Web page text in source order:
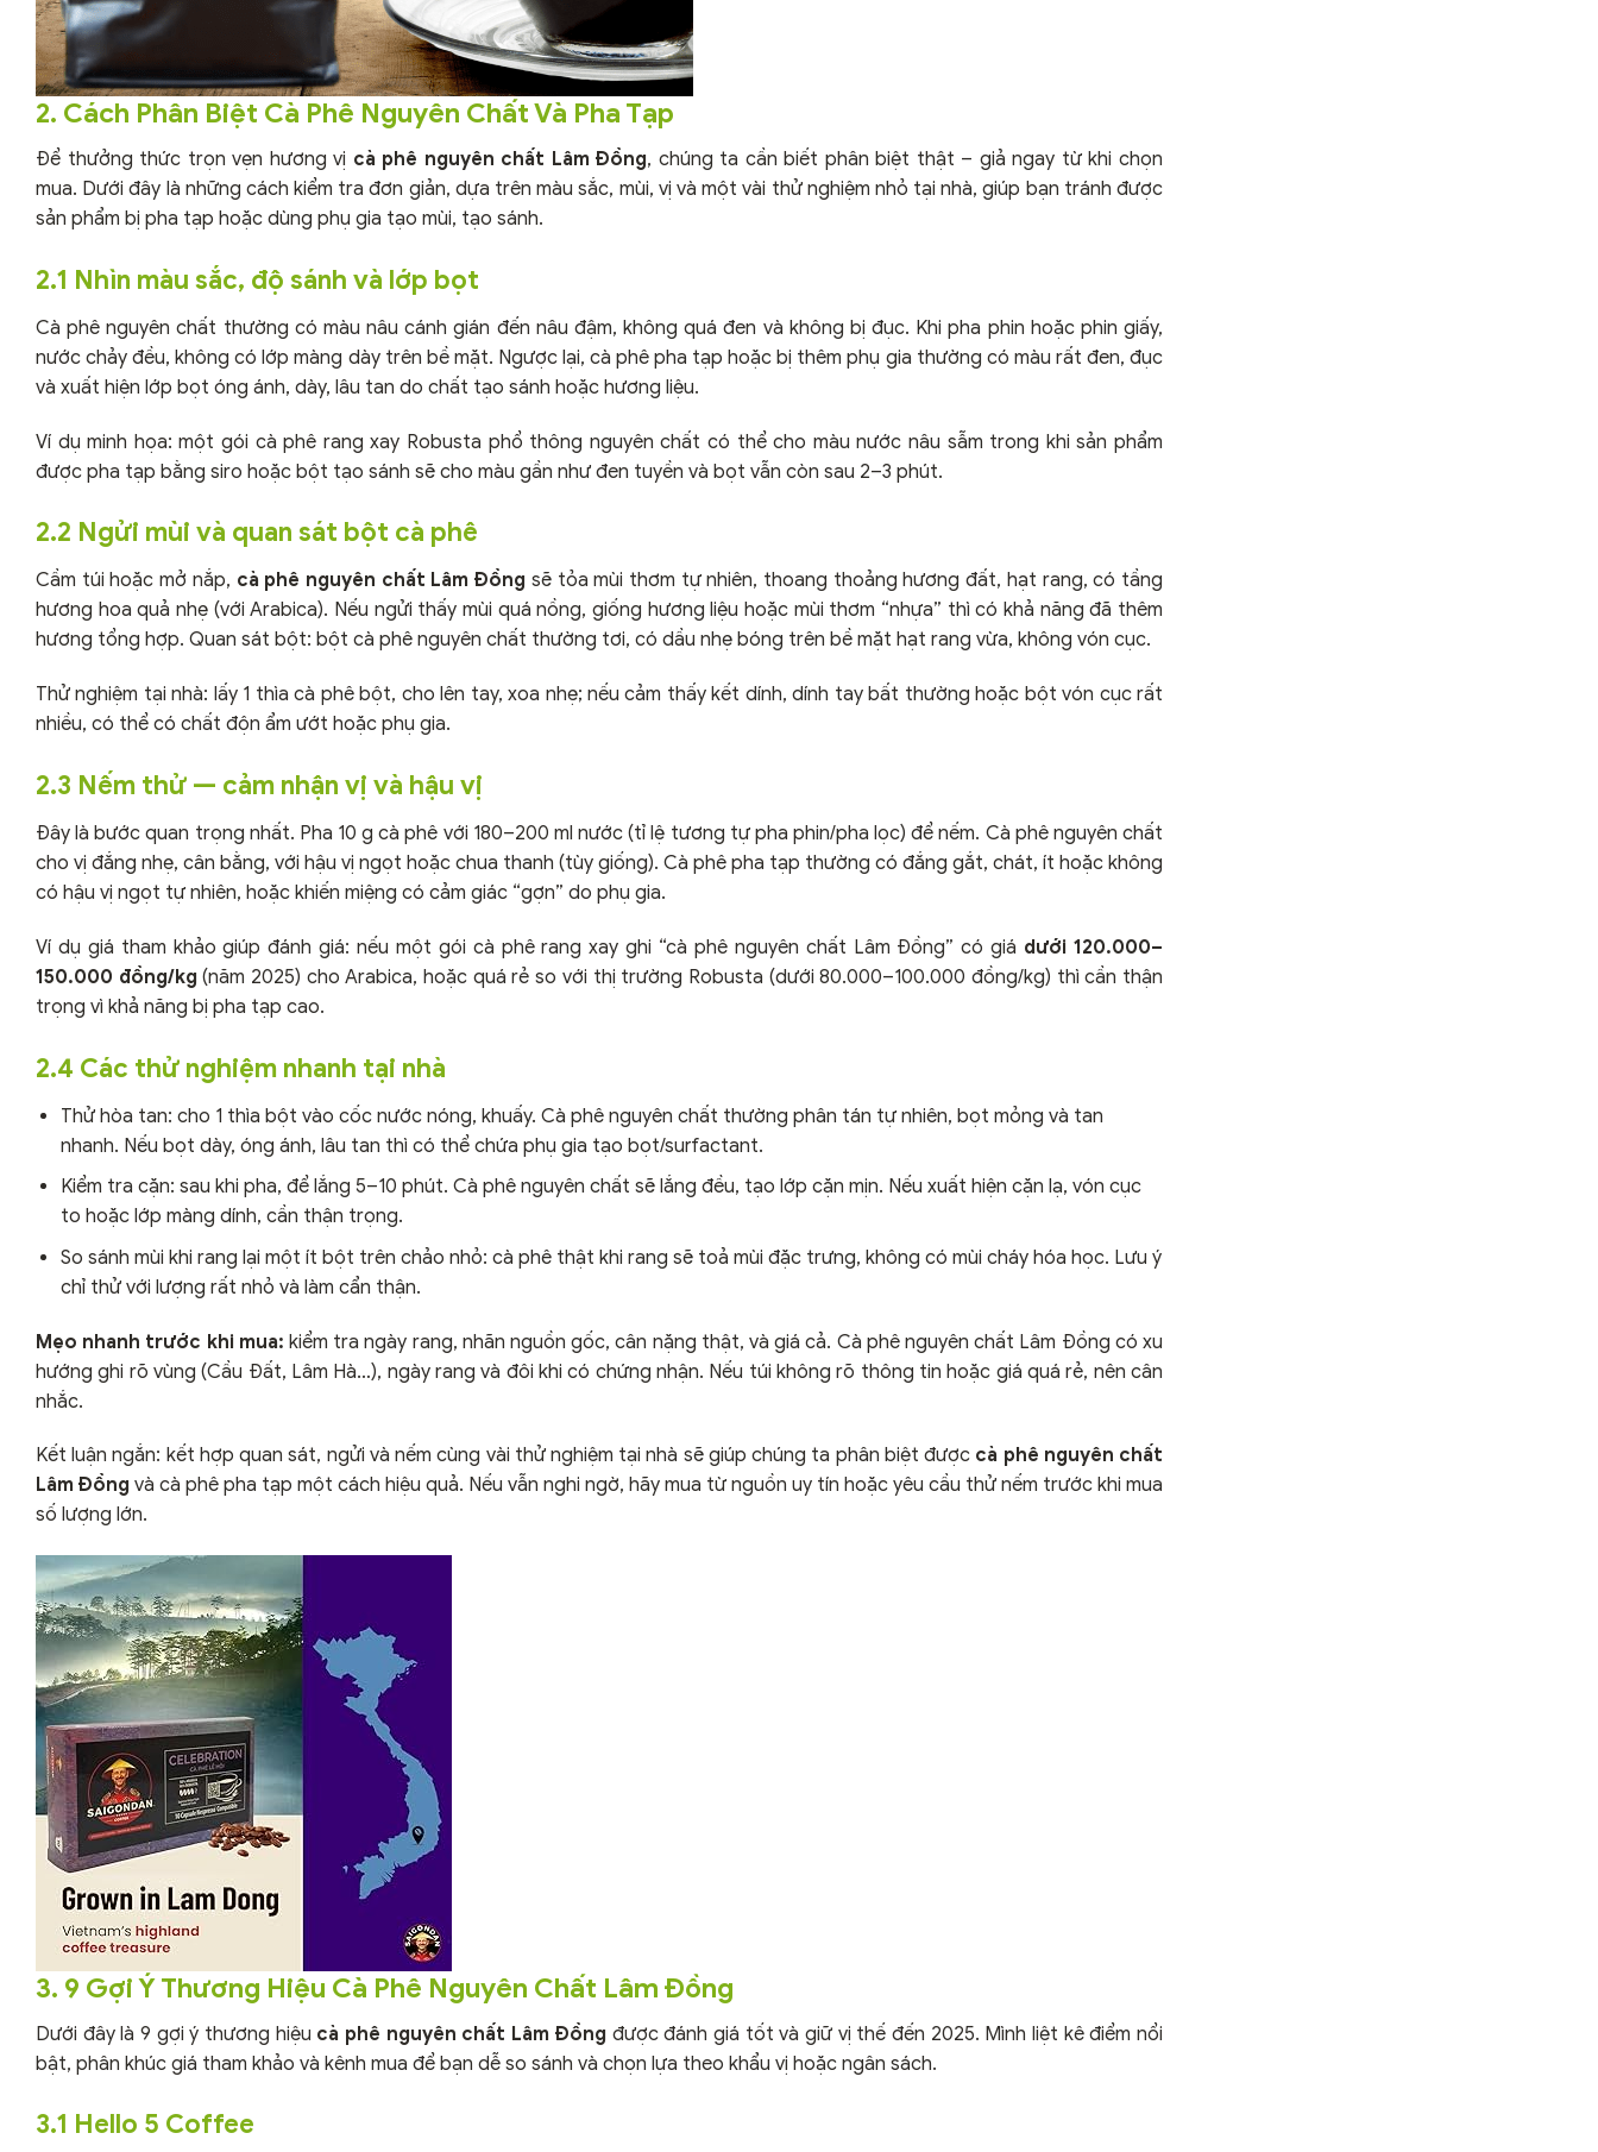
2. Cách Phân Biệt Cà Phê Nguyên Chất Và Pha Tạp
Để thưởng thức trọn vẹn hương vị cà phê nguyên chất Lâm Đồng, chúng ta cần biết phân biệt thật – giả ngay từ khi chọn
mua. Dưới đây là những cách kiểm tra đơn giản, dựa trên màu sắc, mùi, vị và một vài thử nghiệm nhỏ tại nhà, giúp bạn tránh được
sản phẩm bị pha tạp hoặc dùng phụ gia tạo mùi, tạo sánh.
2.1 Nhìn màu sắc, độ sánh và lớp bọt
Cà phê nguyên chất thường có màu nâu cánh gián đến nâu đậm, không quá đen và không bị đục. Khi pha phin hoặc phin giấy,
nước chảy đều, không có lớp màng dày trên bề mặt. Ngược lại, cà phê pha tạp hoặc bị thêm phụ gia thường có màu rất đen, đục
và xuất hiện lớp bọt óng ánh, dày, lâu tan do chất tạo sánh hoặc hương liệu.
Ví dụ minh họa: một gói cà phê rang xay Robusta phổ thông nguyên chất có thể cho màu nước nâu sẫm trong khi sản phẩm
được pha tạp bằng siro hoặc bột tạo sánh sẽ cho màu gần như đen tuyền và bọt vẫn còn sau 2–3 phút.
2.2 Ngửi mùi và quan sát bột cà phê
Cầm túi hoặc mở nắp, cà phê nguyên chất Lâm Đồng sẽ tỏa mùi thơm tự nhiên, thoang thoảng hương đất, hạt rang, có tầng
hương hoa quả nhẹ (với Arabica). Nếu ngửi thấy mùi quá nồng, giống hương liệu hoặc mùi thơm “nhựa” thì có khả năng đã thêm
hương tổng hợp. Quan sát bột: bột cà phê nguyên chất thường tơi, có dầu nhẹ bóng trên bề mặt hạt rang vừa, không vón cục.
Thử nghiệm tại nhà: lấy 1 thìa cà phê bột, cho lên tay, xoa nhẹ; nếu cảm thấy kết dính, dính tay bất thường hoặc bột vón cục rất
nhiều, có thể có chất độn ẩm ướt hoặc phụ gia.
2.3 Nếm thử — cảm nhận vị và hậu vị
Đây là bước quan trọng nhất. Pha 10 g cà phê với 180–200 ml nước (tỉ lệ tương tự pha phin/pha lọc) để nếm. Cà phê nguyên chất
cho vị đắng nhẹ, cân bằng, với hậu vị ngọt hoặc chua thanh (tùy giống). Cà phê pha tạp thường có đắng gắt, chát, ít hoặc không
có hậu vị ngọt tự nhiên, hoặc khiến miệng có cảm giác “gợn” do phụ gia.
Ví dụ giá tham khảo giúp đánh giá: nếu một gói cà phê rang xay ghi “cà phê nguyên chất Lâm Đồng” có giá dưới 120.000–
150.000 đồng/kg (năm 2025) cho Arabica, hoặc quá rẻ so với thị trường Robusta (dưới 80.000–100.000 đồng/kg) thì cần thận
trọng vì khả năng bị pha tạp cao.
2.4 Các thử nghiệm nhanh tại nhà
Thử hòa tan: cho 1 thìa bột vào cốc nước nóng, khuấy. Cà phê nguyên chất thường phân tán tự nhiên, bọt mỏng và tan
nhanh. Nếu bọt dày, óng ánh, lâu tan thì có thể chứa phụ gia tạo bọt/surfactant.
Kiểm tra cặn: sau khi pha, để lắng 5–10 phút. Cà phê nguyên chất sẽ lắng đều, tạo lớp cặn mịn. Nếu xuất hiện cặn lạ, vón cục
to hoặc lớp màng dính, cần thận trọng.
So sánh mùi khi rang lại một ít bột trên chảo nhỏ: cà phê thật khi rang sẽ toả mùi đặc trưng, không có mùi cháy hóa học. Lưu ý
chỉ thử với lượng rất nhỏ và làm cẩn thận.
Mẹo nhanh trước khi mua: kiểm tra ngày rang, nhãn nguồn gốc, cân nặng thật, và giá cả. Cà phê nguyên chất Lâm Đồng có xu
hướng ghi rõ vùng (Cầu Đất, Lâm Hà…), ngày rang và đôi khi có chứng nhận. Nếu túi không rõ thông tin hoặc giá quá rẻ, nên cân
nhắc.
Kết luận ngắn: kết hợp quan sát, ngửi và nếm cùng vài thử nghiệm tại nhà sẽ giúp chúng ta phân biệt được cà phê nguyên chất
Lâm Đồng và cà phê pha tạp một cách hiệu quả. Nếu vẫn nghi ngờ, hãy mua từ nguồn uy tín hoặc yêu cầu thử nếm trước khi mua
số lượng lớn.
3. 9 Gợi Ý Thương Hiệu Cà Phê Nguyên Chất Lâm Đồng
Dưới đây là 9 gợi ý thương hiệu cà phê nguyên chất Lâm Đồng được đánh giá tốt và giữ vị thế đến 2025. Mình liệt kê điểm nổi
bật, phân khúc giá tham khảo và kênh mua để bạn dễ so sánh và chọn lựa theo khẩu vị hoặc ngân sách.
3.1 Hello 5 Coffee